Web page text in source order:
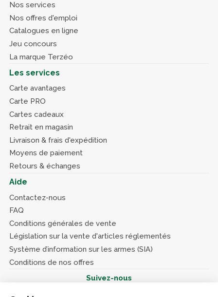
Nos services
Nos offres d'emploi
Catalogues en ligne
Jeu concours
La marque Terzéo
Les services
Carte avantages
Carte PRO
Cartes cadeaux
Retrait en magasin
Livraison & frais d'expédition
Moyens de paiement
Retours & échanges
Aide
Contactez-nous
FAQ
Conditions générales de vente
Législation sur la vente d'articles réglementés
Système d’information sur les armes (SIA)
Conditions de nos offres
Suivez-nous